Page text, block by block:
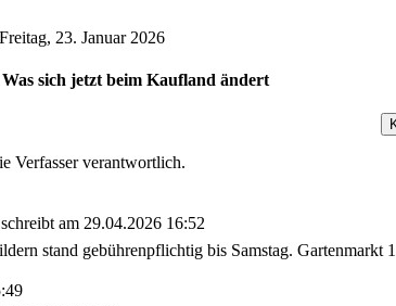
Freitag, 23. Januar 2026
sich jetzt beim Kaufland ändert
Verfasser verantwortlich.
schreibt am 29.04.2026 16:52
stand gebührenpflichtig bis Samstag.